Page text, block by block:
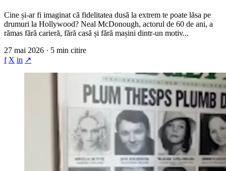
Cine și-ar fi imaginat că fidelitatea dusă la extrem te poate lăsa pe
drumuri la Hollywood? Neal McDonough, actorul de 60 de ani, a
rămas fără carieră, fără casă și fără mașini dintr-un motiv...
27 mai 2026 · 5 min citire
f X in ↗